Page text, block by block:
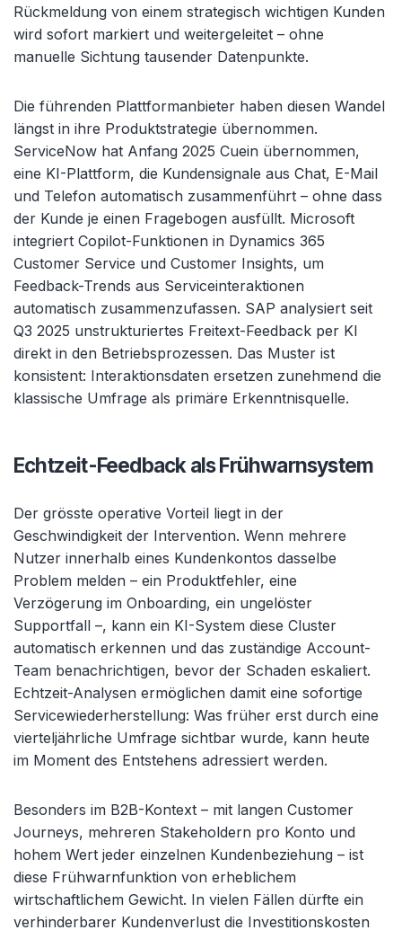
Rückmeldung von einem strategisch wichtigen Kunden
wird sofort markiert und weitergeleitet – ohne
manuelle Sichtung tausender Datenpunkte.
Die führenden Plattformanbieter haben diesen Wandel
längst in ihre Produktstrategie übernommen.
ServiceNow hat Anfang 2025 Cuein übernommen,
eine KI-Plattform, die Kundensignale aus Chat, E-Mail
und Telefon automatisch zusammenführt – ohne dass
der Kunde je einen Fragebogen ausfüllt. Microsoft
integriert Copilot-Funktionen in Dynamics 365
Customer Service und Customer Insights, um
Feedback-Trends aus Serviceinteraktionen
automatisch zusammenzufassen. SAP analysiert seit
Q3 2025 unstrukturiertes Freitext-Feedback per KI
direkt in den Betriebsprozessen. Das Muster ist
konsistent: Interaktionsdaten ersetzen zunehmend die
klassische Umfrage als primäre Erkenntnisquelle.
Echtzeit-Feedback als Frühwarnsystem
Der grösste operative Vorteil liegt in der
Geschwindigkeit der Intervention. Wenn mehrere
Nutzer innerhalb eines Kundenkontos dasselbe
Problem melden – ein Produktfehler, eine
Verzögerung im Onboarding, ein ungelöster
Supportfall –, kann ein KI-System diese Cluster
automatisch erkennen und das zuständige Account-
Team benachrichtigen, bevor der Schaden eskaliert.
Echtzeit-Analysen ermöglichen damit eine sofortige
Servicewiederherstellung: Was früher erst durch eine
vierteljährliche Umfrage sichtbar wurde, kann heute
im Moment des Entstehens adressiert werden.
Besonders im B2B-Kontext – mit langen Customer
Journeys, mehreren Stakeholdern pro Konto und
hohem Wert jeder einzelnen Kundenbeziehung – ist
diese Frühwarnfunktion von erheblichem
wirtschaftlichem Gewicht. In vielen Fällen dürfte ein
verhinderbarer Kundenverlust die Investitionskosten